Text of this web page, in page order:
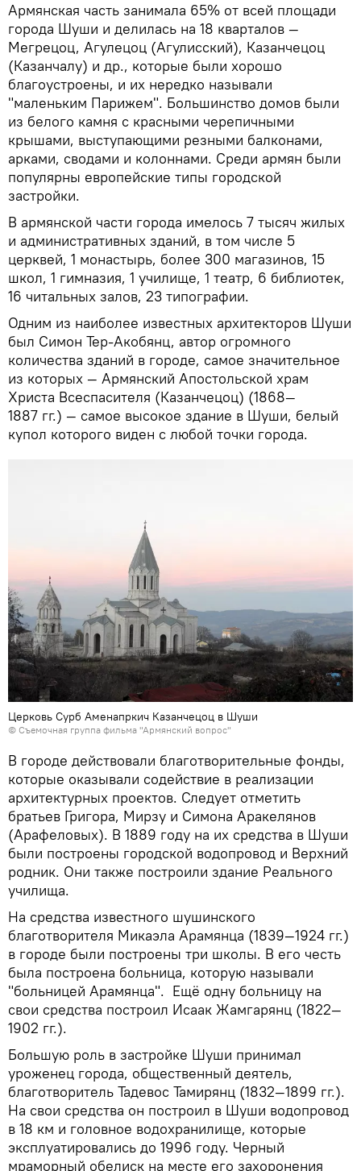
Армянская часть занимала 65% от всей площади
города Шуши и делилась на 18 кварталов —
Мегрецоц, Агулецоц (Агулисский), Казанчецоц
(Казанчалу) и др., которые были хорошо
благоустроены, и их нередко называли
"маленьким Парижем". Большинство домов были
из белого камня с красными черепичными
крышами, выступающими резными балконами,
арками, сводами и колоннами. Среди армян были
популярны европейские типы городской
застройки.
В армянской части города имелось 7 тысяч жилых
и административных зданий, в том числе 5
церквей, 1 монастырь, более 300 магазинов, 15
школ, 1 гимназия, 1 училище, 1 театр, 6 библиотек,
16 читальных залов, 23 типографии.
Одним из наиболее известных архитекторов Шуши
был Симон Тер-Акобянц, автор огромного
количества зданий в городе, самое значительное
из которых — Армянский Апостольской храм
Христа Всеспасителя (Казанчецоц) (1868—
1887 гг.) — самое высокое здание в Шуши, белый
купол которого виден с любой точки города.
Церковь Сурб Аменапркич Казанчецоц в Шуши
© Съемочная группа фильма "Армянский вопрос"
В городе действовали благотворительные фонды,
которые оказывали содействие в реализации
архитектурных проектов. Следует отметить
братьев Григора, Мирзу и Симона Аракелянов
(Арафеловых). В 1889 году на их средства в Шуши
были построены городской водопровод и Верхний
родник. Они также построили здание Реального
училища.
На средства известного шушинского
благотворителя Микаэла Арамянца (1839—1924 гг.)
в городе были построены три школы. В его честь
была построена больница, которую называли
"больницей Арамянца". Ещё одну больницу на
свои средства построил Исаак Жамгарянц (1822—
1902 гг.).
Большую роль в застройке Шуши принимал
уроженец города, общественный деятель,
благотворитель Тадевос Тамирянц (1832—1899 гг.).
На свои средства он построил в Шуши водопровод
в 18 км и головное водохранилище, которые
эксплуатировались до 1996 году. Черный
мраморный обелиск на месте его захоронения